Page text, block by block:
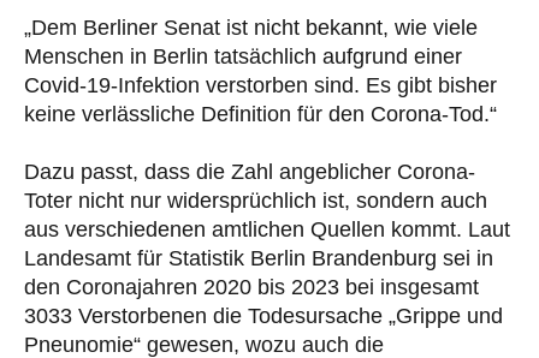
„Dem Berliner Senat ist nicht bekannt, wie viele
Menschen in Berlin tatsächlich aufgrund einer
Covid-19-Infektion verstorben sind. Es gibt bisher
keine verlässliche Definition für den Corona-Tod.“
Dazu passt, dass die Zahl angeblicher Corona-
Toter nicht nur widersprüchlich ist, sondern auch
aus verschiedenen amtlichen Quellen kommt. Laut
Landesamt für Statistik Berlin Brandenburg sei in
den Coronajahren 2020 bis 2023 bei insgesamt
3033 Verstorbenen die Todesursache „Grippe und
Pneunomie“ gewesen, wozu auch die